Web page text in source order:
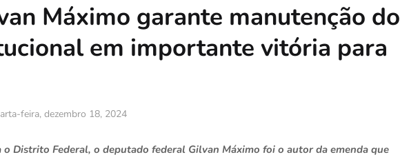
Máximo garante manutenção do
em importante vitória para
feira, dezembro 18, 2024
Distrito Federal, o deputado federal Gilvan Máximo foi o autor da emenda que